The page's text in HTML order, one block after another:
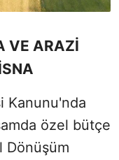
VE ARAZİ
Kanunu'nda
özel bütçe
Dönüşüm